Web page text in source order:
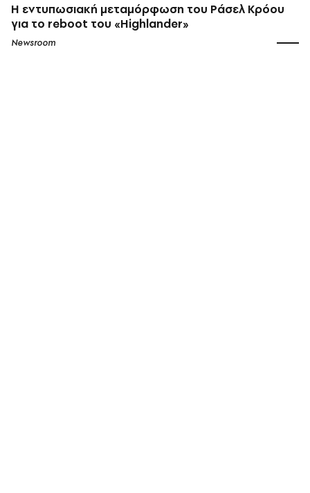
Η εντυπωσιακή μεταμόρφωση του Ράσελ Κρόου
για το reboot του «Highlander»
Newsroom